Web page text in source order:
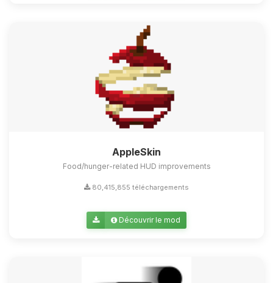
AppleSkin
Food/hunger-related HUD improvements
80,415,855 téléchargements
Découvrir le mod